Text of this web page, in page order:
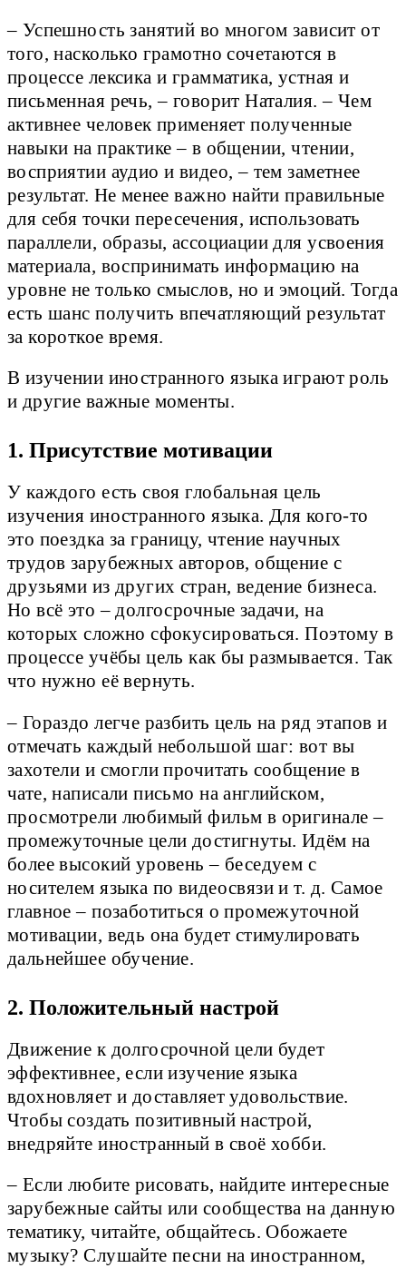
– Успешность занятий во многом зависит от
того, насколько грамотно сочетаются в
процессе лексика и грамматика, устная и
письменная речь, – говорит Наталия. – Чем
активнее человек применяет полученные
навыки на практике – в общении, чтении,
восприятии аудио и видео, – тем заметнее
результат. Не менее важно найти правильные
для себя точки пересечения, использовать
параллели, образы, ассоциации для усвоения
материала, воспринимать информацию на
уровне не только смыслов, но и эмоций. Тогда
есть шанс получить впечатляющий результат
за короткое время.
В изучении иностранного языка играют роль
и другие важные моменты.
1. Присутствие мотивации
У каждого есть своя глобальная цель
изучения иностранного языка. Для кого-то
это поездка за границу, чтение научных
трудов зарубежных авторов, общение с
друзьями из других стран, ведение бизнеса.
Но всё это – долгосрочные задачи, на
которых сложно сфокусироваться. Поэтому в
процессе учёбы цель как бы размывается. Так
что нужно её вернуть.
– Гораздо легче разбить цель на ряд этапов и
отмечать каждый небольшой шаг: вот вы
захотели и смогли прочитать сообщение в
чате, написали письмо на английском,
просмотрели любимый фильм в оригинале –
промежуточные цели достигнуты. Идём на
более высокий уровень – беседуем с
носителем языка по видеосвязи и т. д. Самое
главное – позаботиться о промежуточной
мотивации, ведь она будет стимулировать
дальнейшее обучение.
2. Положительный настрой
Движение к долгосрочной цели будет
эффективнее, если изучение языка
вдохновляет и доставляет удовольствие.
Чтобы создать позитивный настрой,
внедряйте иностранный в своё хобби.
– Если любите рисовать, найдите интересные
зарубежные сайты или сообщества на данную
тематику, читайте, общайтесь. Обожаете
музыку? Слушайте песни на иностранном,